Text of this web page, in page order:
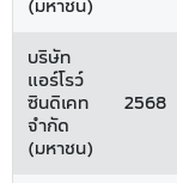
(มหาชน)
บริษัท
แอร์โรว์
ซินดิเคท
จำกัด
(มหาชน)
2568